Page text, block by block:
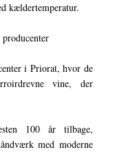
kældertemperatur.
i Priorat, hvor de
vine, der
100 år tilbage,
med moderne